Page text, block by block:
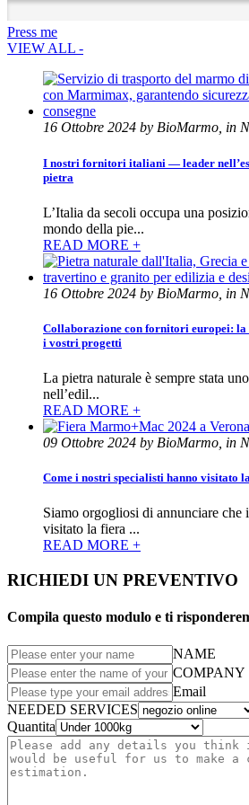
Press me
VIEW ALL -
16 Ottobre 2024 by BioMarmo, in
I nostri fornitori italiani — leader
pietra
L’Italia da secoli occupa una
mondo della pie...
READ MORE +
16 Ottobre 2024 by BioMarmo, in
Collaborazione con fornitori europei:
i vostri progetti
La pietra naturale è sempre stata
nell’edil...
READ MORE +
09 Ottobre 2024 by BioMarmo, in
Come i nostri specialisti hanno visitato
Siamo orgogliosi di annunciare che
visitato la fiera ...
READ MORE +
RICHIEDI UN PREVENTIVO
Compila questo modulo e ti
NAME
COMPANY
Email
NEEDED SERVICES
Quantita